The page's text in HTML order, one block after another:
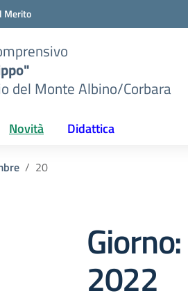
Merito
del Monte Albino/Corbara
Novità Didattica
20
Giorno:
2022